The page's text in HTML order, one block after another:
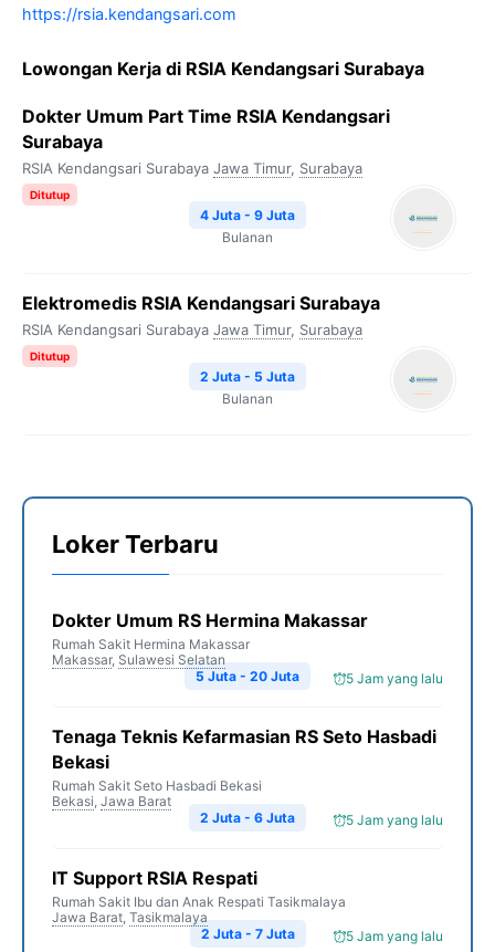
https://rsia.kendangsari.com
Lowongan Kerja di RSIA Kendangsari Surabaya
Dokter Umum Part Time RSIA Kendangsari
Surabaya
RSIA Kendangsari Surabaya Jawa Timur, Surabaya
Ditutup
4 Juta - 9 Juta
Bulanan
Elektromedis RSIA Kendangsari Surabaya
RSIA Kendangsari Surabaya Jawa Timur, Surabaya
Ditutup
2 Juta - 5 Juta
Bulanan
Loker Terbaru
Dokter Umum RS Hermina Makassar
Rumah Sakit Hermina Makassar
Makassar, Sulawesi Selatan
5 Jam yang lalu
5 Juta - 20 Juta
Tenaga Teknis Kefarmasian RS Seto Hasbadi
Bekasi
Rumah Sakit Seto Hasbadi Bekasi
Bekasi, Jawa Barat
5 Jam yang lalu
2 Juta - 6 Juta
IT Support RSIA Respati
Rumah Sakit Ibu dan Anak Respati Tasikmalaya
Jawa Barat, Tasikmalaya
5 Jam yang lalu
2 Juta - 7 Juta